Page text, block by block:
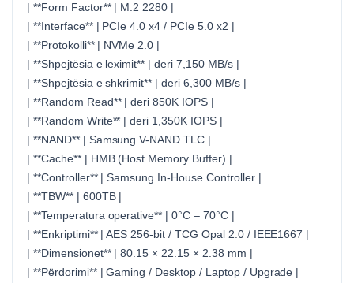
| **Form Factor** | M.2 2280 |
| **Interface** | PCIe 4.0 x4 / PCIe 5.0 x2 |
| **Protokolli** | NVMe 2.0 |
| **Shpejtësia e leximit** | deri 7,150 MB/s |
| **Shpejtësia e shkrimit** | deri 6,300 MB/s |
| **Random Read** | deri 850K IOPS |
| **Random Write** | deri 1,350K IOPS |
| **NAND** | Samsung V-NAND TLC |
| **Cache** | HMB (Host Memory Buffer) |
| **Controller** | Samsung In-House Controller |
| **TBW** | 600TB |
| **Temperatura operative** | 0°C – 70°C |
| **Enkriptimi** | AES 256-bit / TCG Opal 2.0 / IEEE1667 |
| **Dimensionet** | 80.15 × 22.15 × 2.38 mm |
| **Përdorimi** | Gaming / Desktop / Laptop / Upgrade |